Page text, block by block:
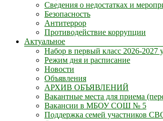
Сведения о недостатках и
Безопасность
Антитеррор
Противодействие коррупции
Актуальное
Набор в первый класс 2026-2027
Режим дня и расписание
Новости
Объявления
АРХИВ ОБЪЯВЛЕНИЙ
Вакантные места для приема
Вакансии в МБОУ СОШ № 5
Поддержка семей участников